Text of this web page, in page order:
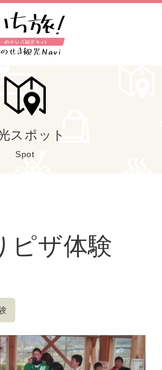
スポット
Spot
ピザ体験